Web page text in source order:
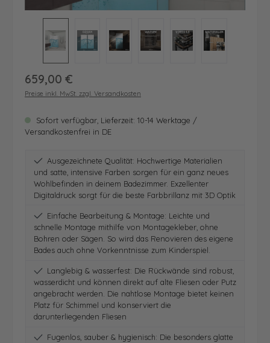
Regulärer Preis:
659,00 €
Preise inkl. MwSt. zzgl. Versandkosten
Sofort verfügbar, Lieferzeit: 10-14 Werktage /
Versandkostenfrei in DE
Ausgezeichnete Qualität: Hochwertige Materialien
und satte, intensive Farben sorgen für ein ganz neues
Wohlbefinden in deinem Badezimmer. Exzellenter
Digitaldruck sorgt für die beste Farbbrillanz mit 3D Optik
Einfache Bearbeitung & Montage: Leichte und
schnelle Montage mithilfe von Montagekleber, ohne
Bohren oder Sägen. So wird das Renovieren des eigene
Bades auch ohne Vorkenntnisse zum Kinderspiel.
Langlebig & wasserfest: Die Rückwände sind robust,
wasserdicht und können direkt auf alte Fliesen oder Putz
angebracht werden. Die nahtlose Montage bietet keinen
Platz für Schimmel und konserviert die
darunterliegenden Fliesen
Fugenlos, sauber & hygienisch: Die besonders glatte